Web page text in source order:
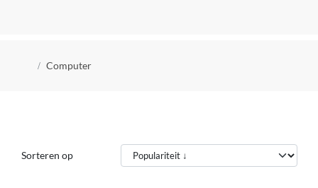
Kruimelpad
Computer
Sorteren op